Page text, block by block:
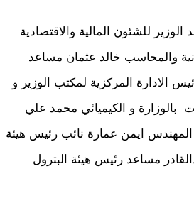
للشئون المالية والاقتصادية
والمحاسب خالد عثمان مساعد
الادارة المركزية لمكتب الوزير و
بالوزارة و الكيميائي محمد علي
المهندس ايمن عمارة نائب رئيس هيئة
مساعد رئيس هيئة البترول